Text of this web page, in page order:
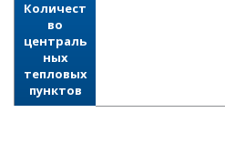
Количест
во
централь
ных
тепловых
пунктов